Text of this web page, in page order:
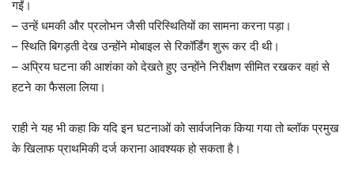
गईं।
– उन्हें धमकी और प्रलोभन जैसी परिस्थितियों का सामना करना पड़ा।
– स्थिति बिगड़ती देख उन्होंने मोबाइल से रिकॉर्डिंग शुरू कर दी थी।
– अप्रिय घटना की आशंका को देखते हुए उन्होंने निरीक्षण सीमित रखकर वहां से
हटने का फैसला लिया।
राही ने यह भी कहा कि यदि इन घटनाओं को सार्वजनिक किया गया तो ब्लॉक प्रमुख
के खिलाफ प्राथमिकी दर्ज कराना आवश्यक हो सकता है।